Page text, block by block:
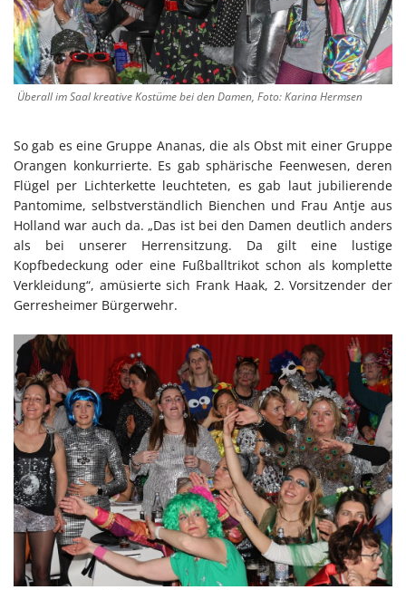
Überall im Saal kreative Kostüme bei den Damen, Foto: Karina Hermsen
So gab es eine Gruppe Ananas, die als Obst mit einer Gruppe
Orangen konkurrierte. Es gab sphärische Feenwesen, deren
Flügel per Lichterkette leuchteten, es gab laut jubilierende
Pantomime, selbstverständlich Bienchen und Frau Antje aus
Holland war auch da. „Das ist bei den Damen deutlich anders
als bei unserer Herrensitzung. Da gilt eine lustige
Kopfbedeckung oder eine Fußballtrikot schon als komplette
Verkleidung“, amüsierte sich Frank Haak, 2. Vorsitzender der
Gerresheimer Bürgerwehr.